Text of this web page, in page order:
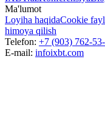
Ma'lumot
Loyiha haqidaCookie
himoya qilish
Telefon: +7 (903) 762-
E-mail: infoixbt.com